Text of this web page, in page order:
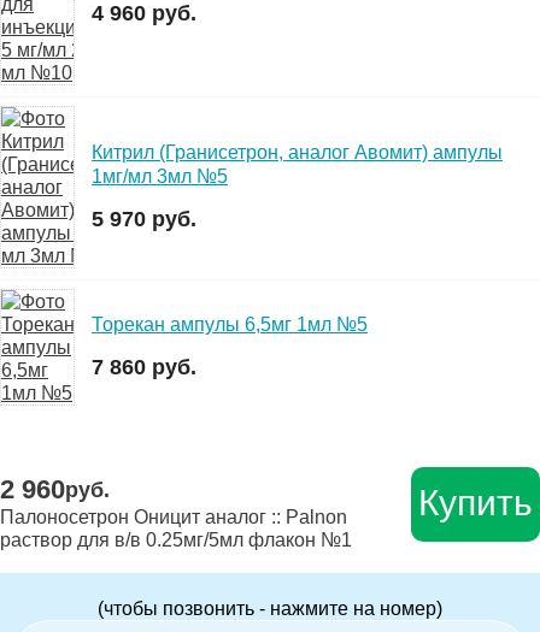
4 960 руб.
Китрил (Гранисетрон, аналог Авомит) ампулы
1мг/мл 3мл №5
5 970 руб.
Торекан ампулы 6,5мг 1мл №5
7 860 руб.
2 960руб.
Палоносетрон Оницит аналог :: Palnon
раствор для в/в 0.25мг/5мл флакон №1
Купить
(чтобы позвонить - нажмите на номер)